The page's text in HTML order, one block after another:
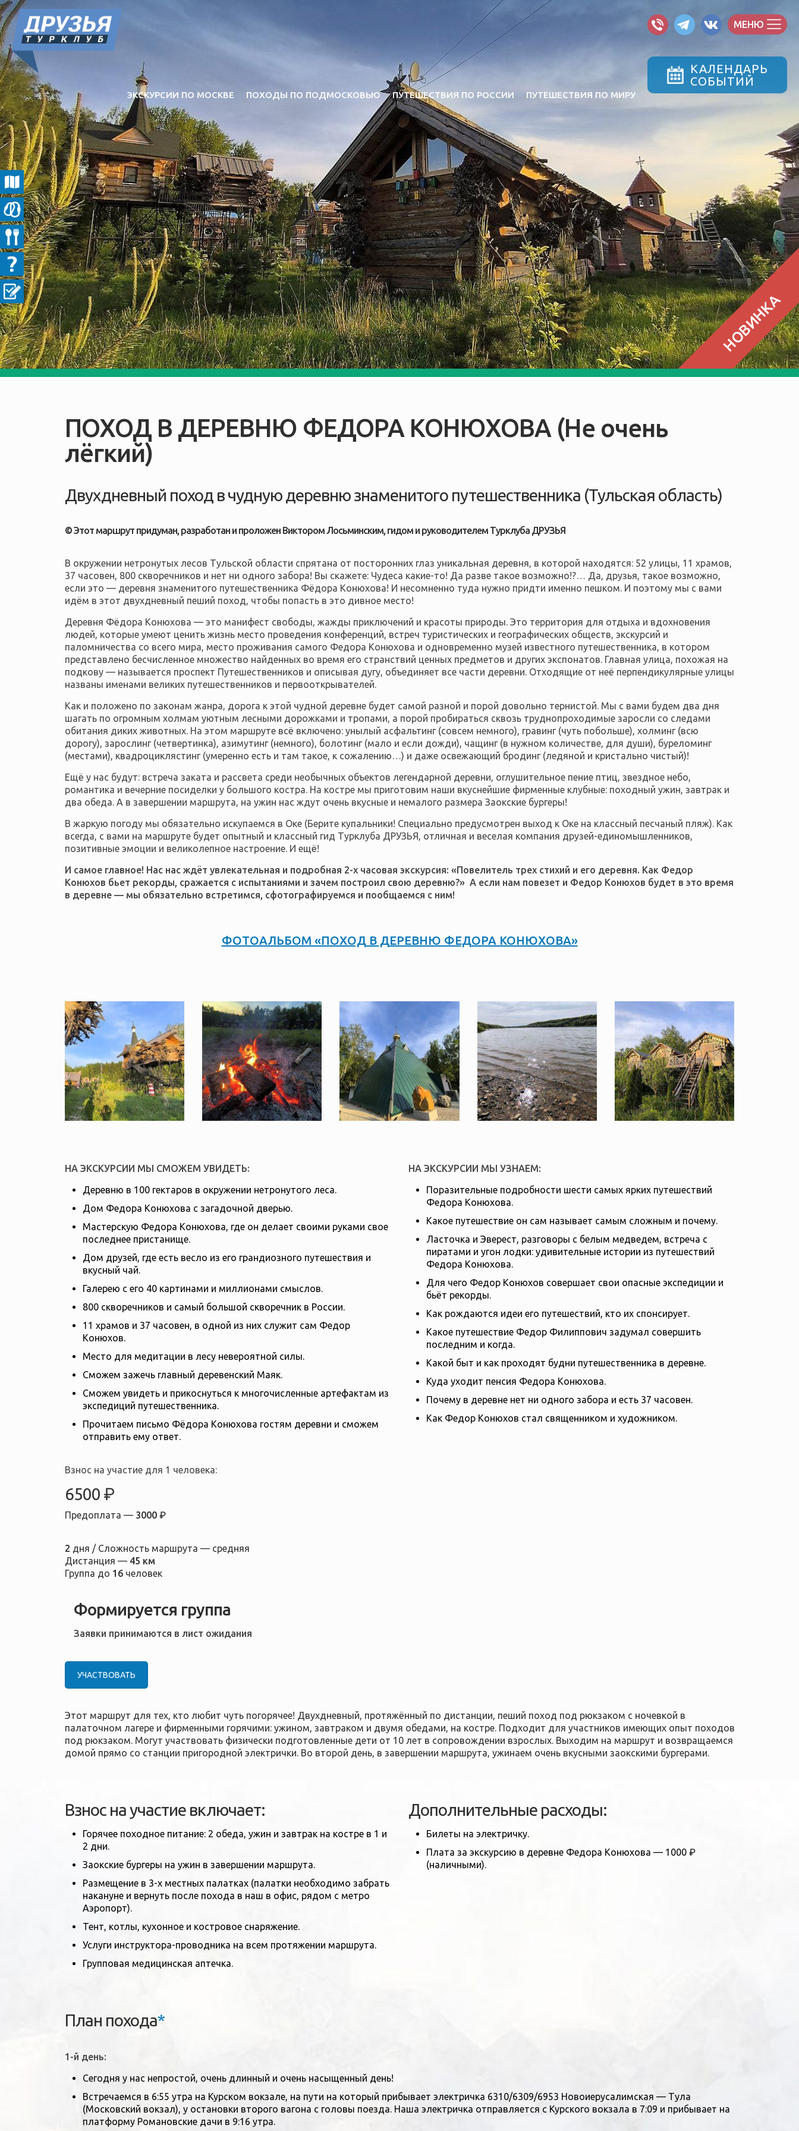
ЭКСКУРСИИ ПО МОСКВЕ ПОХОДЫ ПО ПОДМОСКОВЬЮ ПУТЕШЕСТВИЯ ПО РОССИИ ПУТЕШЕСТВИЯ ПО МИРУ
МЕНЮ
КАЛЕНДАРЬ
СОБЫТИЙ
НОВИНКА
ПОХОД В ДЕРЕВНЮ ФЕДОРА КОНЮХОВА (Не очень
лёгкий)
Двухдневный поход в чудную деревню знаменитого путешественника (Тульская область)
© Этот маршрут придуман, разработан и проложен Виктором Лосьминским, гидом и руководителем Турклуба ДРУЗЬЯ
В окружении нетронутых лесов Тульской области спрятана от посторонних глаз уникальная деревня, в которой находятся: 52 улицы, 11 храмов,
37 часовен, 800 скворечников и нет ни одного забора! Вы скажете: Чудеса какие-то! Да разветакое возможно!?… Да, друзья, такое возможно,
если это —деревня знаменитого путешественника Фёдора Конюхова! И несомненно туда нужно придти именно пешком. И поэтому мы с вами
идём в этот двухдневный пеший поход, чтобы попасть в это дивное место!
Деревня Фёдора Конюхова —это манифест свободы, жажды приключений и красоты природы. Это территория для отдыха и вдохновения
людей, которые умеют ценить жизнь место проведения конференций, встреч туристических и географических обществ, экскурсий и
паломничества со всего мира, место проживания самого Федора Конюхова и одновременно музей известного путешественника, в котором
представлено бесчисленное множество найденных во время его странствий ценных предметов и других экспонатов. Главная улица, похожая на
подкову — называется проспект Путешественников и описывая дугу, объединяет все части деревни. Отходящие от неё перпендикулярные улицы
названы именами великих путешественников и первооткрывателей.
Как и положено по законам жанра, дорога к этой чудной деревне будет самой разной и порой довольно тернистой. Мы с вами будем два дня
шагать по огромным холмам уютным лесными дорожками и тропами, а порой пробираться сквозь труднопроходимые заросли со следами
обитания диких животных. На этом маршруте всё включено: унылый асфальтинг (совсем немного), гравинг (чуть побольше), холминг (всю
дорогу), зарослинг (четвертинка), азимутинг (немного), болотинг (мало и если дожди), чащинг (в нужном количестве, для души), буреломинг
(местами), квадроциклястинг (умеренно есть и там такое, к сожалению…) и даже освежающий бродинг (ледяной и кристально чистый)!
Ещё у нас будут: встреча заката и рассвета среди необычных объектов легендарной деревни, оглушительное пение птиц, звездное небо,
романтика и вечерние посиделки у большого костра. На костре мы приготовим наши вкуснейшие фирменные клубные: походный ужин, завтрак и
два обеда. А в завершении маршрута, на ужин нас ждут очень вкусные и немалого размера Заокские бургеры!
В жаркую погоду мы обязательно искупаемся в Оке (Берите купальники! Специально предусмотрен выход к Оке на классный песчаный пляж). Как
всегда, с вами на маршруте будет опытный и классный гид Турклуба ДРУЗЬЯ, отличная и веселая компания друзей-единомышленников,
позитивные эмоции и великолепное настроение. И ещё!
И самое главное! Нас нас ждёт увлекательная и подробная 2-х часовая экскурсия: «Повелитель трех стихий и его деревня. Как Федор
Конюхов бьет рекорды, сражается с испытаниями и зачем построил свою деревню?» А если нам повезет и Федор Конюхов будет в это время
в деревне —мы обязательно встретимся, сфотографируемся и пообщаемся с ним!
ФОТОАЛЬБОМ «ПОХОД В ДЕРЕВНЮ ФЕДОРА КОНЮХОВА»
НА ЭКСКУРСИИ МЫ СМОЖЕМ УВИДЕТЬ:
Деревню в 100 гектаров в окружении нетронутого леса.
Дом Федора Конюхова с загадочной дверью.
Мастерскую Федора Конюхова, где он делает своими руками свое
последнее пристанище.
Дом друзей, где есть весло из его грандиозного путешествия и
вкусный чай.
Галерею с его 40 картинами и миллионами смыслов.
800 скворечников и самый большой скворечник в России.
11 храмов и 37 часовен, в одной из них служит сам Федор
Конюхов.
Место для медитации в лесу невероятной силы.
Сможем зажечь главный деревенский Маяк.
Сможем увидеть и прикоснуться к многочисленные артефактам из
экспедиций путешественника.
Прочитаем письмо Фёдора Конюхова гостям деревни и сможем
отправить ему ответ.
НА ЭКСКУРСИИ МЫ УЗНАЕМ:
Поразительные подробности шести самых ярких путешествий
Федора Конюхова.
Какое путешествие он сам называет самым сложным и почему.
Ласточка и Эверест, разговоры с белым медведем, встреча с
пиратами и угон лодки: удивительные истории из путешествий
Федора Конюхова.
Для чего Федор Конюхов совершает свои опасные экспедиции и
бьёт рекорды.
Как рождаются идеи его путешествий, кто их спонсирует.
Какое путешествие Федор Филиппович задумал совершить
последним и когда.
Какой быт и как проходят будни путешественника в деревне.
Куда уходит пенсия Федора Конюхова.
Почему в деревне нет ни одного забора и есть 37 часовен.
Как Федор Конюхов стал священником и художником.
Взнос на участие для 1 человека:
6500 ₽
Предоплата — 3000 ₽
2 дня / Сложность маршрута — средняя
Дистанция — 45 км
Группа до 16человек
Формируется группа
Заявки принимаются в лист ожидания
УЧАСТВОВАТЬ
Этот маршрут для тех, кто любит чуть погорячее! Двухдневный, протяжённый по дистанции, пеший поход под рюкзаком с ночевкой в
палаточном лагере и фирменными горячими: ужином, завтраком и двумя обедами, на костре. Подходит для участников имеющих опыт походов
под рюкзаком. Могут участвовать физически подготовленные дети от 10 лет в сопровождении взрослых. Выходим на маршрут и возвращаемся
домой прямо со станции пригородной электрички. Во второй день, в завершении маршрута, ужинаем очень вкусными заокскими бургерами.
Взнос на участие включает:
Горячее походное питание: 2 обеда, ужин и завтрак на костре в 1 и
2 дни.
Заокские бургеры на ужин в завершении маршрута.
Размещение в 3-х местных палатках (палатки необходимо забрать
накануне и вернуть после похода в наш в офис, рядом с метро
Аэропорт).
Тент, котлы, кухонное и костровое снаряжение.
Услуги инструктора-проводника на всем протяжении маршрута.
Групповая медицинская аптечка.
Дополнительные расходы:
Билеты на электричку.
Плата за экскурсию в деревне Федора Конюхова — 1000 ₽
(наличными).
План похода*
1-й день:
Сегодня у нас непростой, очень длинный и очень насыщенный день!
Встречаемся в 6:55 утра на Курском вокзале, на пути на который прибывает электричка 6310/6309/6953 Новоиерусалимская — Тула
(Московский вокзал), у остановки второго вагона с головы поезда. Наша электричка отправляется с Курского вокзала в 7:09 и прибывает на
платформу Романовские дачи в 9:16 утра.